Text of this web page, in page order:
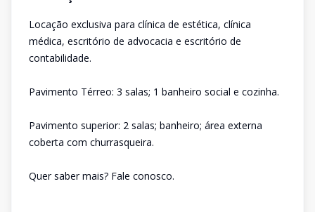
Locação exclusiva para clínica de estética, clínica
médica, escritório de advocacia e escritório de
contabilidade.
Pavimento Térreo: 3 salas; 1 banheiro social e cozinha.
Pavimento superior: 2 salas; banheiro; área externa
coberta com churrasqueira.
Quer saber mais? Fale conosco.